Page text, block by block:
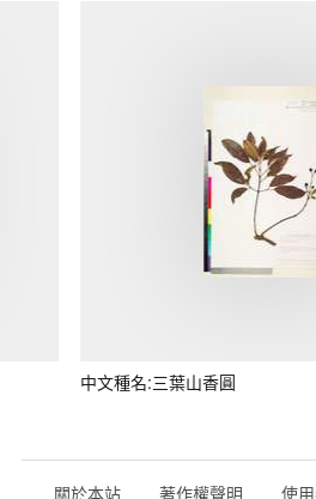
中文種名:三葉山香圓
關於本站 著作權聲明 使